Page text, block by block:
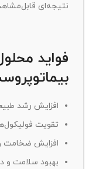
نتیجه‌ای
فواید
افزایش رشد
تقویت
افزایش ضخامت و
بهبود سلامت و